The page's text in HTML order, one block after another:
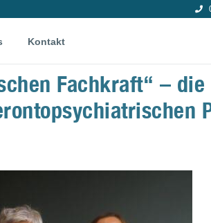
Kontakt
Fachkraft“ – die